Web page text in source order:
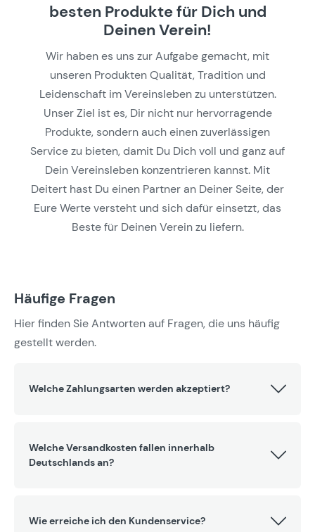
besten Produkte für Dich und
Deinen Verein!
Wir haben es uns zur Aufgabe gemacht, mit
unseren Produkten Qualität, Tradition und
Leidenschaft im Vereinsleben zu unterstützen.
Unser Ziel ist es, Dir nicht nur hervorragende
Produkte, sondern auch einen zuverlässigen
Service zu bieten, damit Du Dich voll und ganz auf
Dein Vereinsleben konzentrieren kannst. Mit
Deitert hast Du einen Partner an Deiner Seite, der
Eure Werte versteht und sich dafür einsetzt, das
Beste für Deinen Verein zu liefern.
Häufige Fragen
Hier finden Sie Antworten auf Fragen, die uns häufig
gestellt werden.
Welche Zahlungsarten werden akzeptiert?
Welche Versandkosten fallen innerhalb
Deutschlands an?
Wie erreiche ich den Kundenservice?